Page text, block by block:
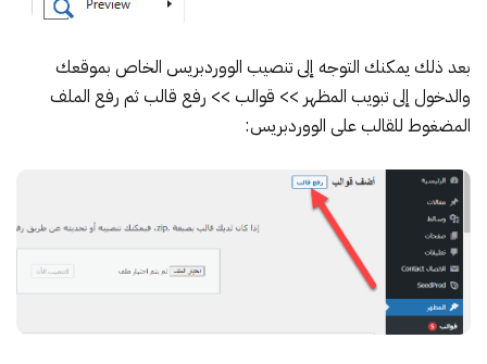
بعد ذلك يمكنك التوجه إلى تنصيب الووردبريس الخاص بموقعك
والدخول إلى تبويب المظهر >> قوالب >> رفع قالب ثم رفع الملف
المضغوط للقالب على الووردبريس: